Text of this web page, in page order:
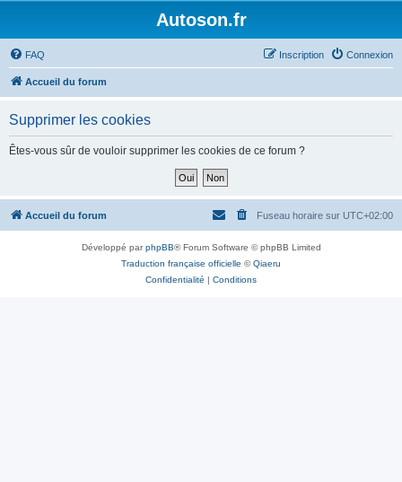
Autoson.fr
FAQ Connexion
Inscription
Accueil du forum
Supprimer les cookies
Êtes-vous sûr de vouloir supprimer les cookies de ce forum ?
Accueil du forum Fuseau horaire sur UTC+02:00
Développé parphpBB® Forum Software © phpBB Limited
Traduction française officielle ©Qiaeru
Confidentialité | Conditions